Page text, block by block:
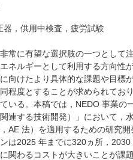
，供用中検査，疲労試験
に有望な選択肢の一つとして
ネルギーとして利用する方向性
向けたより具体的な課題や目標
程度とすることが求められてお
いる。本稿では，NEDO 事業の
連する技術開発）」において，
法）を適用するための研究開
2025 年までに320ヵ所，2030
関わるコストが大きいことが課